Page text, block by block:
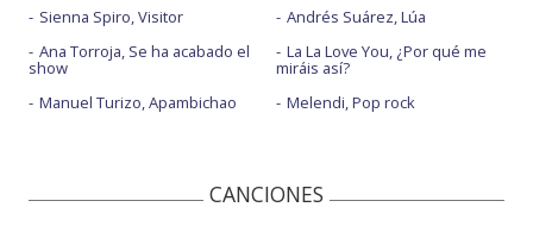
Sienna Spiro, Visitor
Ana Torroja, Se ha acabado el
show
Manuel Turizo, Apambichao
Andrés Suárez, Lúa
La La Love You, ¿Por qué me
miráis así?
Melendi, Pop rock
CANCIONES